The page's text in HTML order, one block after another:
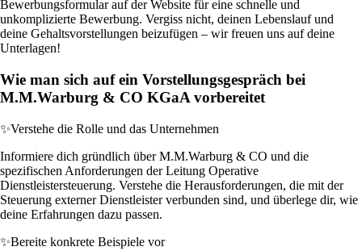
Bewerbungsformular auf der Website für eine schnelle und
unkomplizierte Bewerbung. Vergiss nicht, deinen Lebenslauf und
deine Gehaltsvorstellungen beizufügen – wir freuen uns auf deine
Unterlagen!
Wie man sich auf ein Vorstellungsgespräch bei
M.M.Warburg & CO KGaA vorbereitet
✨Verstehe die Rolle und das Unternehmen
Informiere dich gründlich über M.M.Warburg & CO und die
spezifischen Anforderungen der Leitung Operative
Dienstleistersteuerung. Verstehe die Herausforderungen, die mit der
Steuerung externer Dienstleister verbunden sind, und überlege dir, wie
deine Erfahrungen dazu passen.
✨Bereite konkrete Beispiele vor